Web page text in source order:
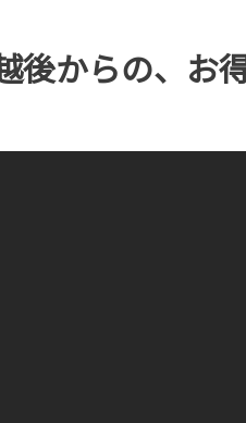
後からの、お